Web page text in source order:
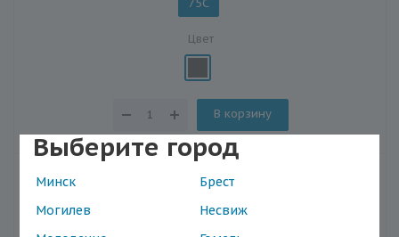
Выберите город
Минск
Брест
Могилев
Несвиж
Цвет
В корзину